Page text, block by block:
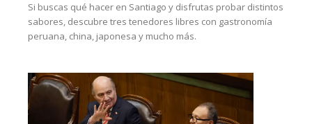
Si buscas qué hacer en Santiago y disfrutas probar distintos
sabores, descubre tres tenedores libres con gastronomía
peruana, china, japonesa y mucho más.